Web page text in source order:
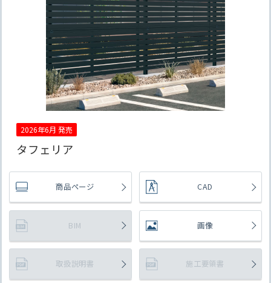
2026年6月 発売
タフェリア
商品ページ CAD
BIM 画像
取扱説明書 施工要領書